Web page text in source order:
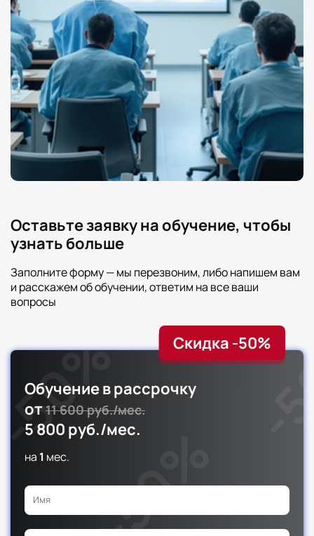
Оставьте заявку на обучение, чтобы
узнать больше
Заполните форму — мы перезвоним, либо напишем вам
и расскажем об обучении, ответим на все ваши
вопросы
Скидка -50%
Обучение в рассрочку
от11 600 руб./мес.
5 800 руб./мес.
на 1 мес.